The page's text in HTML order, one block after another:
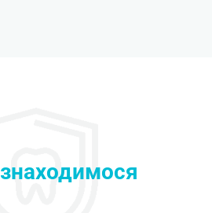
знаходимося